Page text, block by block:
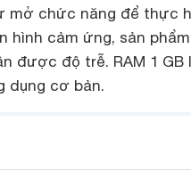
mở chức năng để thực
hình cảm ứng, sản
được độ trễ. RAM 1
dụng cơ bản.